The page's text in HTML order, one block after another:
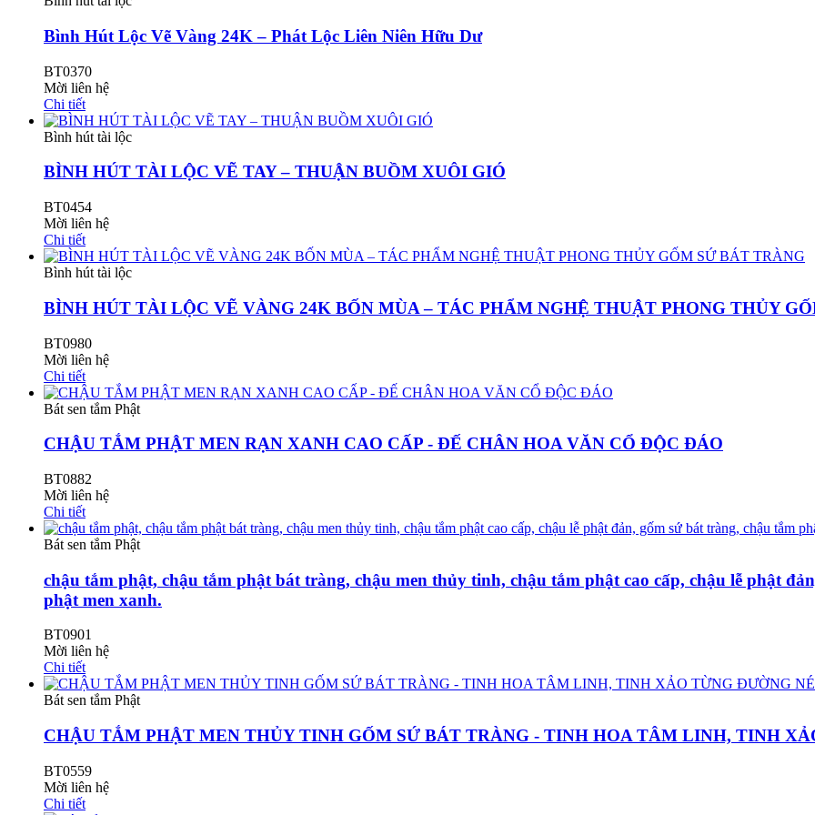
Bình Hút Lộc Vẽ Vàng 24K – Phát Lộc Liên Niên Hữu Dư
BT0370
Mời liên hệ
Chi tiết
Bình hút tài lộc
BÌNH HÚT TÀI LỘC VẼ TAY – THUẬN BUỒM XUÔI GIÓ
BT0454
Mời liên hệ
Chi tiết
Bình hút tài lộc
BÌNH HÚT TÀI LỘC VẼ VÀNG 24K BỐN MÙA – TÁC PHẨM NGHỆ THUẬT PHONG THỦY
BT0980
Mời liên hệ
Chi tiết
Bát sen tắm Phật
CHẬU TẮM PHẬT MEN RẠN XANH CAO CẤP - ĐẾ CHÂN HOA VĂN CỔ ĐỘC ĐÁO
BT0882
Mời liên hệ
Chi tiết
Bát sen tắm Phật
chậu tắm phật, chậu tắm phật bát tràng, chậu men thủy tinh, chậu tắm phật cao cấp, chậu lễ phật
phật men xanh.
BT0901
Mời liên hệ
Chi tiết
Bát sen tắm Phật
CHẬU TẮM PHẬT MEN THỦY TINH GỐM SỨ BÁT TRÀNG - TINH HOA TÂM LINH, TINH
BT0559
Mời liên hệ
Chi tiết